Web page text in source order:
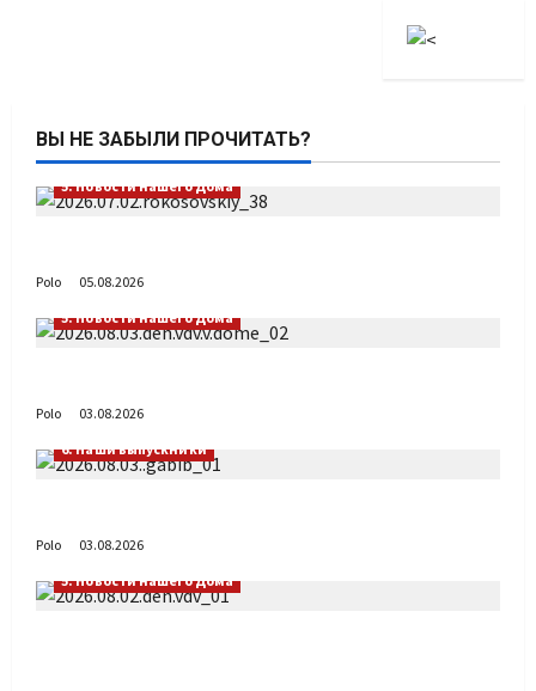
ВЫ НЕ ЗАБЫЛИ ПРОЧИТАТЬ?
5. Новости нашего Дома
Polo
05.08.2026
5. Новости нашего Дома
Polo
03.08.2026
6. Наши выпускники
Polo
03.08.2026
5. Новости нашего Дома